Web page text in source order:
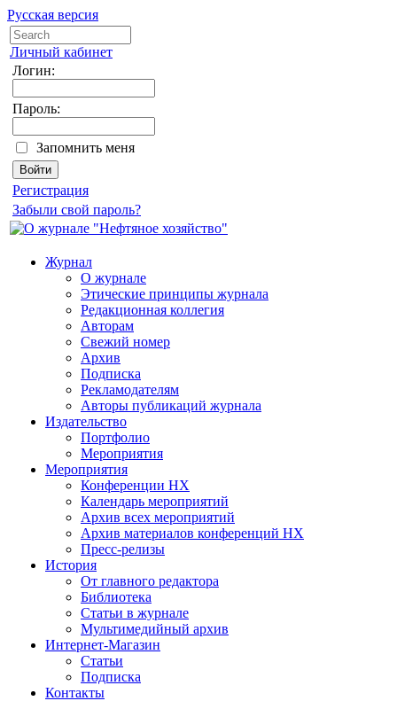
Русская версия
Личный кабинет
Логин:
Пароль:
Запомнить меня
Регистрация
Забыли свой пароль?
Журнал
О журнале
Этические принципы журнала
Редакционная коллегия
Авторам
Свежий номер
Архив
Подписка
Рекламодателям
Авторы публикаций журнала
Издательство
Портфолио
Мероприятия
Мероприятия
Конференции НХ
Календарь мероприятий
Архив всех мероприятий
Архив материалов конференций НХ
Пресс-релизы
История
От главного редактора
Библиотека
Статьи в журнале
Мультимедийный архив
Интернет-Магазин
Статьи
Подписка
Контакты